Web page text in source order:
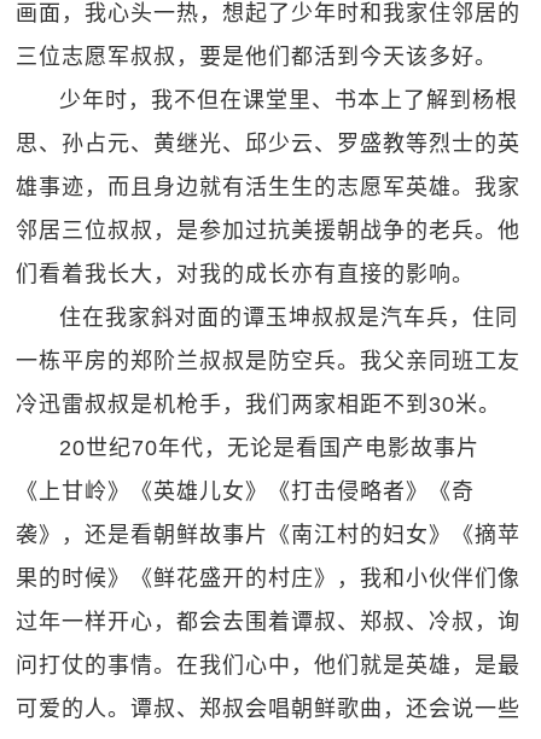
画面，我心头一热，想起了少年时和我家住邻居的
三位志愿军叔叔，要是他们都活到今天该多好。
少年时，我不但在课堂里、书本上了解到杨根
思、孙占元、黄继光、邱少云、罗盛教等烈士的英
雄事迹，而且身边就有活生生的志愿军英雄。我家
邻居三位叔叔，是参加过抗美援朝战争的老兵。他
们看着我长大，对我的成长亦有直接的影响。
住在我家斜对面的谭玉坤叔叔是汽车兵，住同
一栋平房的郑阶兰叔叔是防空兵。我父亲同班工友
冷迅雷叔叔是机枪手，我们两家相距不到30米。
20世纪70年代，无论是看国产电影故事片
《上甘岭》《英雄儿女》《打击侵略者》《奇
袭》，还是看朝鲜故事片《南江村的妇女》《摘苹
果的时候》《鲜花盛开的村庄》，我和小伙伴们像
过年一样开心，都会去围着谭叔、郑叔、冷叔，询
问打仗的事情。在我们心中，他们就是英雄，是最
可爱的人。谭叔、郑叔会唱朝鲜歌曲，还会说一些